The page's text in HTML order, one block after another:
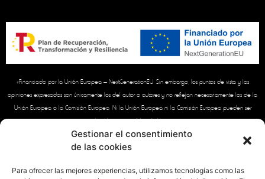
Gestionar el consentimiento
de las cookies
Para ofrecer las mejores experiencias, utilizamos tecnologías como las
«Financiado por la Unión Europea – NextGenerationEU. Sin embargo, los puntos de vista y las
opiniones expresadas son únicamente los del autor o autores y no reflejan necesariamente los de la
Unión Europea o la Comisión Europea. Ni la Unión Europea ni la Comisión Europea pueden ser
consideradas responsables de las mismas»